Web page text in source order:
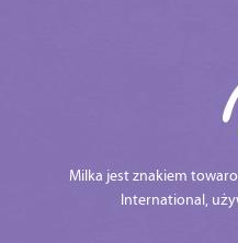
Milka jest znakiem
International,